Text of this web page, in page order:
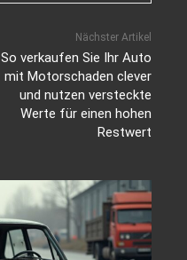
Nächster Artikel
So verkaufen Sie Ihr Auto
mit Motorschaden clever
und nutzen versteckte
Werte für einen hohen
Restwert